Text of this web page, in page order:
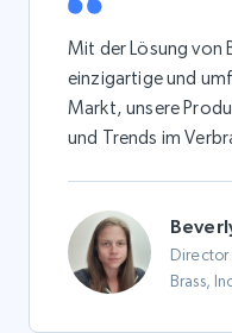
Mit der Lösung von
einzigartige und
Markt, unsere
und Trends im
Director
Brass,